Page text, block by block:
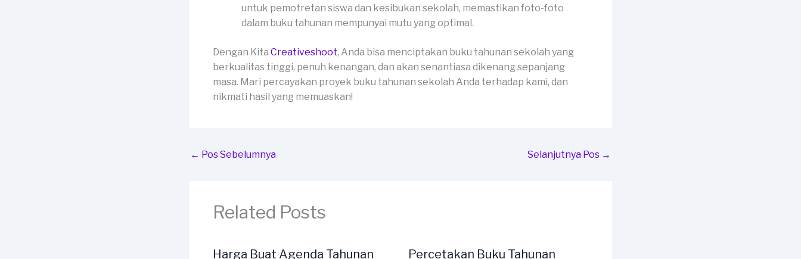
untuk pemotretan siswa dan kesibukan sekolah, memastikan foto-foto
dalam buku tahunan mempunyai mutu yang optimal.
Dengan Kita Creativeshoot, Anda bisa menciptakan buku tahunan sekolah yang
berkualitas tinggi, penuh kenangan, dan akan senantiasa dikenang sepanjang
masa. Mari percayakan proyek buku tahunan sekolah Anda terhadap kami, dan
nikmati hasil yang memuaskan!
← Pos Sebelumnya Selanjutnya Pos →
Related Posts
Harga Buat Agenda Tahunan Percetakan Buku Tahunan